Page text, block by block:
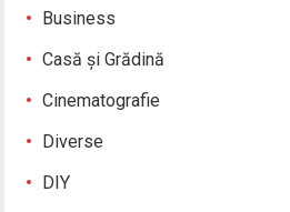
Business
Casă și Grădină
Cinematografie
Diverse
DIY